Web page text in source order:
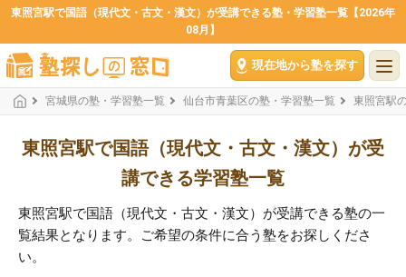
東照宮駅で国語（現代文・古文・漢文）が受講できる塾・学習塾一覧【2026年
08月】
現在地から塾を探す
宮城県の塾・学習塾一覧 仙台市青葉区の塾・学習塾一覧 東照宮駅
東照宮駅で国語（現代文・古文・漢文）が受
講できる学習塾一覧
東照宮駅で国語（現代文・古文・漢文）が受講できる塾の一
覧結果となります。ご希望の条件に合う塾をお探しくださ
い。